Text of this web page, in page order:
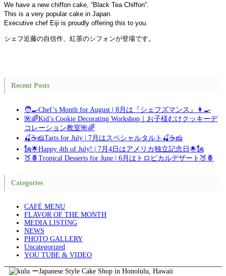
We have a new chiffon cake, “Black Tea Chiffon”.
This is a very popular cake in Japan.
Executive chef Eiji is proudly offering this to you.
シェフ近藤の自信作、紅茶のシフォンが登場です。
Recent Posts
🧑‍🍳Chef’s Month for August | 8月は『シェフズマンス』👩‍🍳
🌺🌈Kid’s Cookie Decorating Workshop｜お子様むけクッキーデ
コレーション教室🌺🌈
🍒☕🧀Tarts for July | 7月はスペシャルタルト🍒☕🧀
🗽🌟Happy 4th of July! | 7月4日はアメリカ独立記念日🌟🗽
🍑🍍Tropical Desserts for June | 6月はトロピカルデザート🍑🍍
Categories
CAFÉ MENU
FLAVOR OF THE MONTH
MEDIA LISTING
NEWS
PHOTO GALLERY
Uncategorized
YOU TUBE & VIDEO